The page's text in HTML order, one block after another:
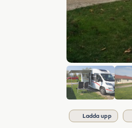
Ladda upp